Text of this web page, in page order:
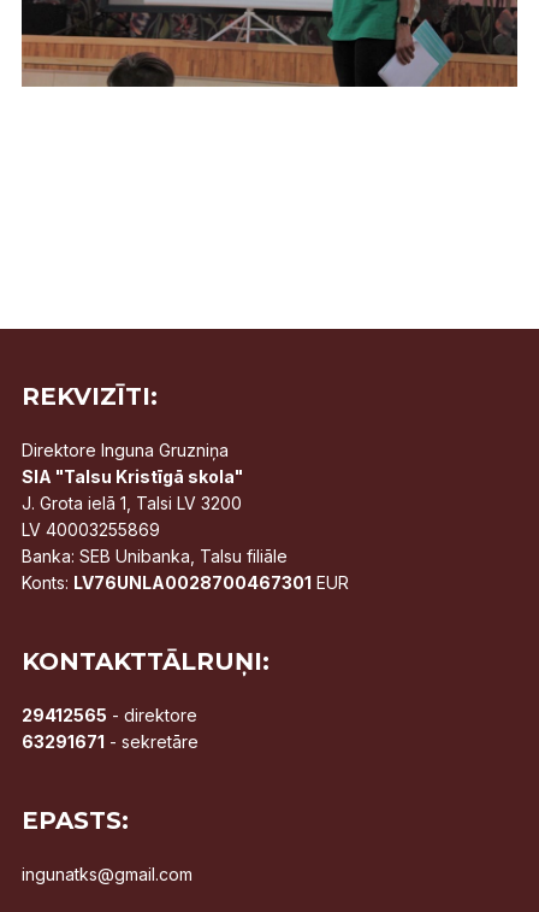
REKVIZĪTI:
Direktore Inguna Gruzniņa
SIA "Talsu Kristīgā skola"
J. Grota ielā 1, Talsi LV 3200
LV 40003255869
Banka: SEB Unibanka, Talsu filiāle
Konts: LV76UNLA0028700467301 EUR
KONTAKTTĀLRUŅI:
29412565 - direktore
63291671 - sekretāre
EPASTS:
ingunatks@gmail.com